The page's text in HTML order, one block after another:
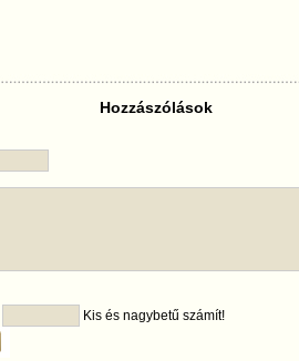
Hozzászólások
Kis és nagybetű számít!